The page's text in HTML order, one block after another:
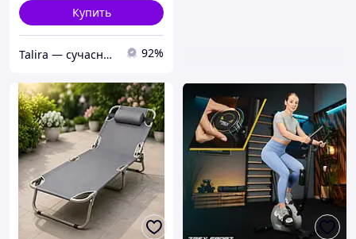
Купить
Talira — сучасний онлайн-магазин. Відправка Новою Поштою по Україні. 92%